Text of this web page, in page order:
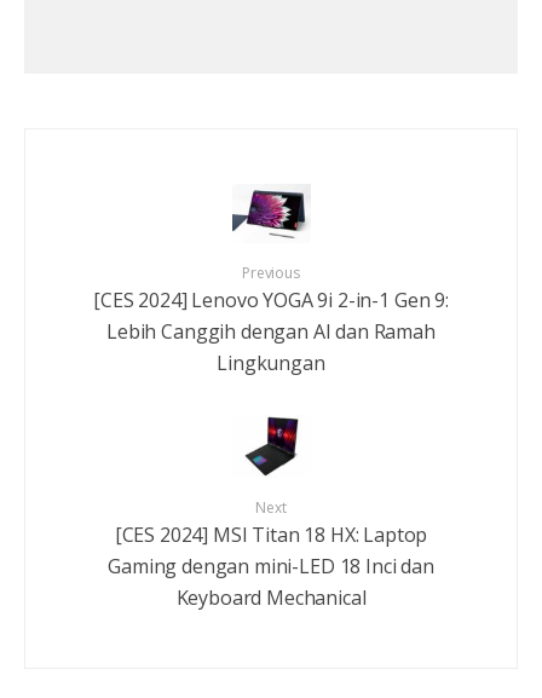
Previous
[CES 2024] Lenovo YOGA 9i 2-in-1 Gen 9:
Lebih Canggih dengan AI dan Ramah
Lingkungan
Next
[CES 2024] MSI Titan 18 HX: Laptop
Gaming dengan mini-LED 18 Inci dan
Keyboard Mechanical